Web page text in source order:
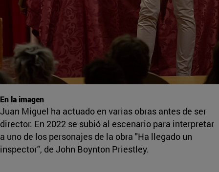
En la imagen
Juan Miguel ha actuado en varias obras antes de ser
director. En 2022 se subió al escenario para interpretar
a uno de los personajes de la obra "Ha llegado un
inspector", de John Boynton Priestley.